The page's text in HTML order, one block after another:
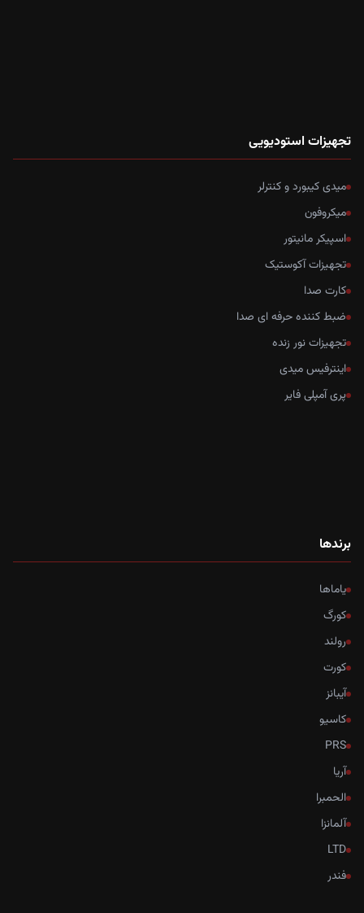
تجهیزات استودیویی
میدی کیبورد و کنترلر
میکروفون
اسپیکر مانیتور
تجهیزات آکوستیک
کارت صدا
ضبط کننده حرفه ای صدا
تجهیزات نور زنده
اینترفیس میدی
پری آمپلی فایر
برندها
یاماها
کورگ
رولند
کورت
آیبانز
کاسیو
PRS
آریا
الحمبرا
آلمانزا
LTD
فندر